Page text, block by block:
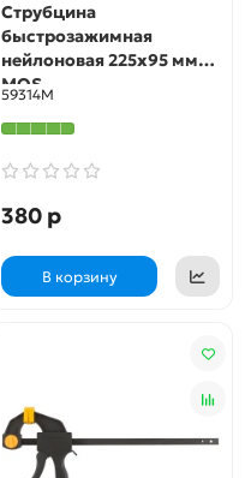
Струбцина
быстрозажимная
нейлоновая 225x95 мм
MOS
59314М
380 р
В корзину